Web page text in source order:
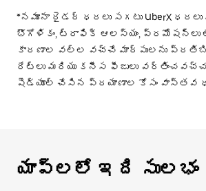
*నమూనా రైడర్ ధరలు సగటు UberX
భౌగోళికం, ట్రాఫిక్ ఆలస్యం, ప్రమోషన్లు
కారణాల వల్ల వచ్చే మార్పులను
రేట్లు మరియు కనీస ఫీజులు
షెడ్యూల్ చేసిన ప్రయాణాల కోసం వాస్తవ
యాప్‌లలో ఇది సులభం